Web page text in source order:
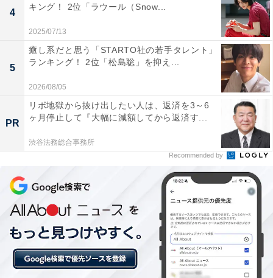
直近3カ月で食料品を購入する際、「とても値上がりを
感じる」「やや値上がりを感じる」と回答した人は、全
体の85.5％でした。
4
キング！ 2位「ラウール（Snow...
2025/07/13
5
癒し系だと思う「STARTO社の若手タレント」
ランキング！ 2位「松島聡」を抑え...
2026/08/05
PR
リボ地獄から抜け出したい人は、返済を3～6
ヶ月停止して『大幅に減額してから返済す...
渋谷法務総合事務所
Recommended by